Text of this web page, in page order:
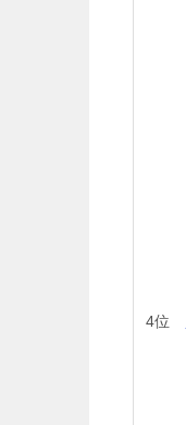
4位